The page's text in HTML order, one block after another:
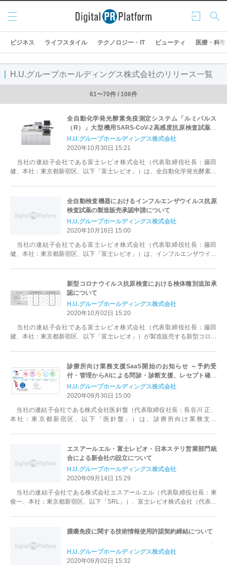
ログ
イン
検索
メニ
ュー
ビジネス ライフスタイル テクノロジー・IT ビューティ 医療・科学
H.U.グループホールディングス株式会社のリリース一覧
61〜70件 / 106件
全自動化学発光酵素免疫測定システム「ルミパルス
（R）」大型機用SARS-CoV-2高感度抗原検査試薬の
製造販売承認取得および販売開始について
H.U.グループホールディングス株式会社
2020年10月30日 15:21
当社の連結子会社である富士レビオ株式会社（代表取締役社長：藤田
健、本社：東京都新宿区、以下「富士レビオ」）は、全自動化学発光酵素免
全自動検査機器におけるインフルエンザウイルス抗原
検査試薬の製造販売承認申請について
H.U.グループホールディングス株式会社
2020年10月16日 15:00
当社の連結子会社である富士レビオ株式会社（代表取締役社長：藤田
健、本社：東京都新宿区、以下「富士レビオ」）は、インフルエンザウイル
新型コロナウイルス抗原検査における検体種別追加承
認について
H.U.グループホールディングス株式会社
2020年10月02日 15:20
当社の連結子会社である富士レビオ株式会社（代表取締役社長：藤田
健、本社：東京都新宿区、以下「富士レビオ」）が製造販売する新型コロナ
診療所向け業務支援SaaS開始のお知らせ ～予約受
付・管理からAIによる問診・診断支援、レセプト確認
までシームレスに実現～
H.U.グループホールディングス株式会社
2020年09月30日 15:00
当社の連結子会社である株式会社医針盤（代表取締役社長：長谷川 正、
本社：東京都新宿区、以下「医針盤」）は、診療所向け業務支援
エスアールエル・富士レビオ・日本ステリ営業部門統
合による新会社の設立について
H.U.グループホールディングス株式会社
2020年09月14日 15:29
当社の連結子会社である株式会社エスアールエル（代表取締役社長：東
俊一、本社：東京都新宿区、以下「SRL」）、富士レビオ株式会社（代表取
腫瘍免疫に関する技術情報使用許諾契約締結について
H.U.グループホールディングス株式会社
2020年09月02日 15:32